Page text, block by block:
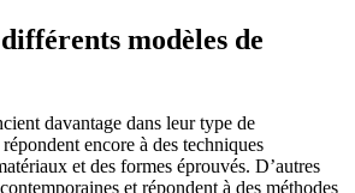
modèles de
davantage dans leur type de
encore à des techniques
et des formes éprouvés. D’autres
et répondent à des méthodes